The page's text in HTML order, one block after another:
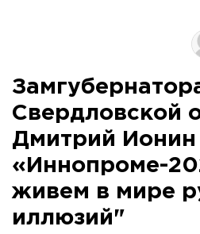
Свердловской
Дмитрий Ионин
«Иннопроме-
живем в мире
иллюзий"